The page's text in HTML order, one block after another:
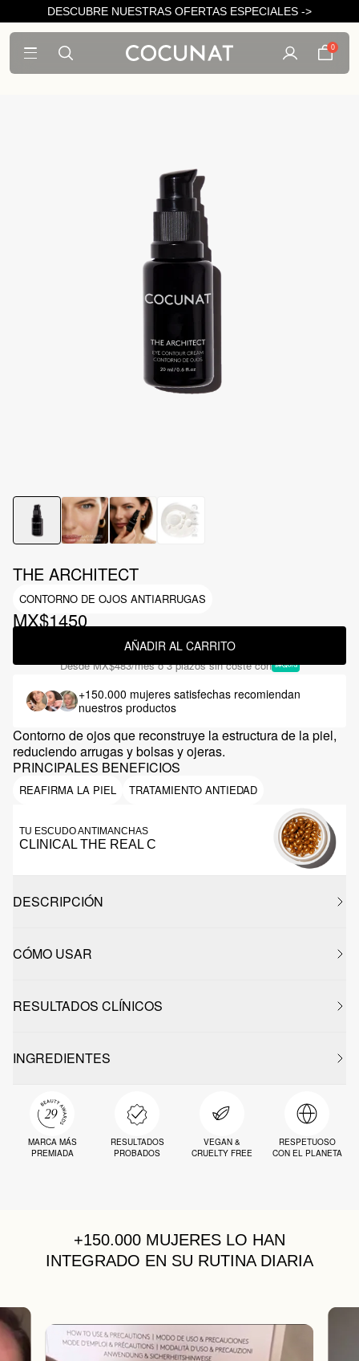
DESCUBRE NUESTRAS OFERTAS ESPECIALES ->
0
THE ARCHITECT
CONTORNO DE OJOS ANTIARRUGAS
MX$1450
AÑADIR AL CARRITO
DesdeMX$483/mes o 3 plazos sin coste con
+150.000 mujeres satisfechas recomiendan
nuestros productos
Contorno de ojos que reconstruye la estructura de la piel,
reduciendo arrugas y bolsas y ojeras.
PRINCIPALES BENEFICIOS
REAFIRMA LA PIEL TRATAMIENTO ANTIEDAD
TU ESCUDO ANTIMANCHAS
CLINICAL THE REAL C
DESCRIPCIÓN
CÓMO USAR
RESULTADOS CLÍNICOS
INGREDIENTES
MARCA MÁS
PREMIADA
RESULTADOS
PROBADOS
VEGAN &
CRUELTY FREE
RESPETUOSO
CON EL PLANETA
+150.000 MUJERES LO HAN
INTEGRADO EN SU RUTINA DIARIA